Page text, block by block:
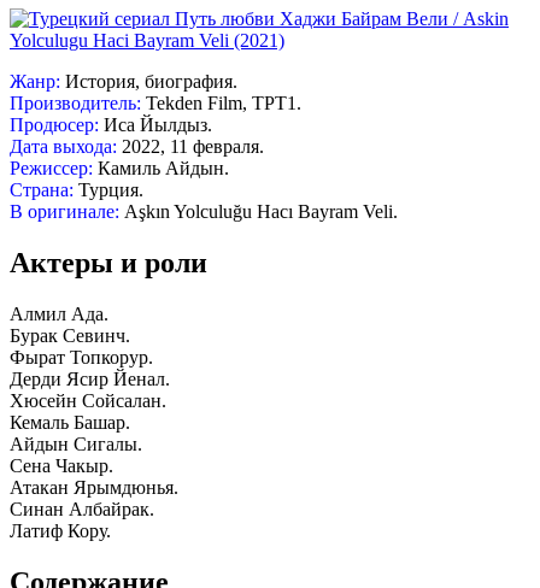
Жанр: История, биография.
Производитель: Tekden Film, ТРТ1.
Продюсер: Иса Йылдыз.
Дата выхода: 2022, 11 февраля.
Режиссер: Камиль Айдын.
Страна: Турция.
В оригинале: Aşkın Yolculuğu Hacı Bayram Veli.
Актеры и роли
Алмил Ада.
Бурак Севинч.
Фырат Топкорур.
Дерди Ясир Йенал.
Хюсейн Сойсалан.
Кемаль Башар.
Айдын Сигалы.
Сена Чакыр.
Атакан Ярымдюнья.
Синан Албайрак.
Латиф Кору.
Содержание